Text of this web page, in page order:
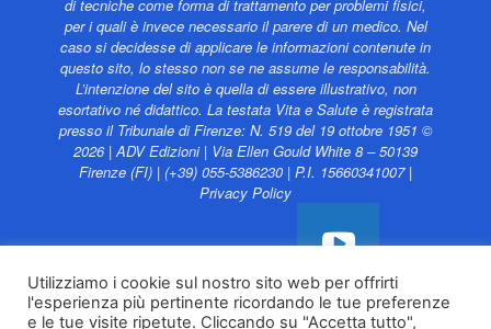
di tecniche come forma di trattamento per problemi fisici,
per i quali è invece necessario il parere di un medico. Nel
caso si decidesse di applicare le informazioni contenute in
questo sito, lo stesso non se ne assume le responsabilità.
L’intenzione del sito è quella di essere illustrativo, non
esortativo né didattico. La testata Vita e Salute è registrata
presso il Tribunale di Firenze: N. 519 del 19 ottobre 1951 ©
2026 | ADV Edizioni | Via Ellen Gould White 8 – 50139
Firenze (FI) | (+39) 055-5386230 | P.I. 15660341007 |
Privacy Policy
Vita e Salute web è
Utilizziamo i cookie sul nostro sito web per offrirti
l'esperienza più pertinente ricordando le tue preferenze
e le tue visite ripetute. Cliccando su "Accetta tutto",